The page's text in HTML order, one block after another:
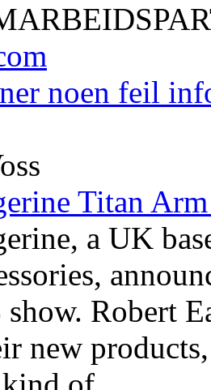
noen feil
Titan
a UK
Robert
new